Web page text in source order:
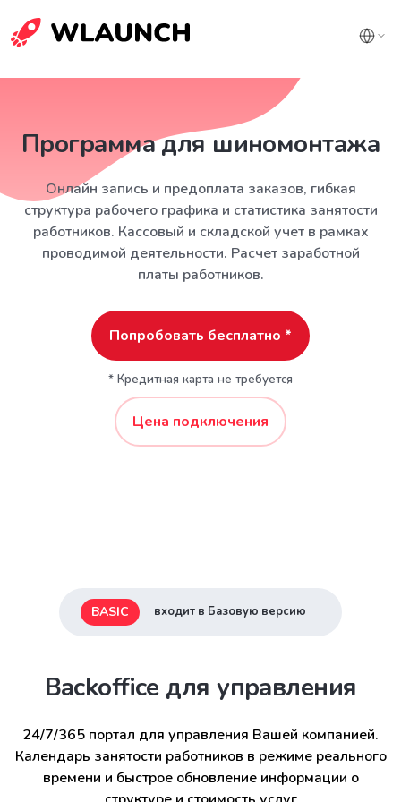
Программа для шиномонтажа
Онлайн запись и предоплата заказов, гибкая
структура рабочего графика и статистика занятости
работников. Кассовый и складской учет в рамках
проводимой деятельности. Расчет заработной
платы работников.
Попробовать бесплатно *
* Кредитная карта не требуется
Цена подключения
BASIC входит в Базовую версию
Backoffice для управления
24/7/365 портал для управления Вашей компанией.
Календарь занятости работников в режиме реального
времени и быстрое обновление информации о